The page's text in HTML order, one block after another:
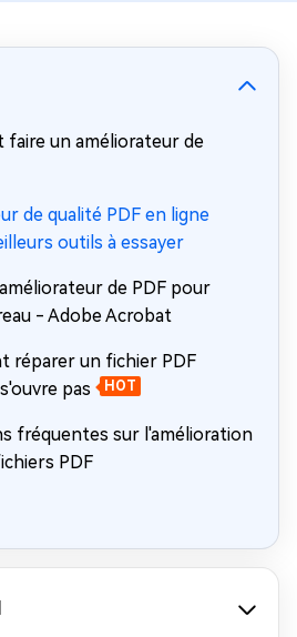
faire un améliorateur de
de qualité PDF en ligne
outils à essayer
de PDF pour
- Adobe Acrobat
réparer un fichier PDF
pas
HOT
fréquentes sur l'amélioration
PDF